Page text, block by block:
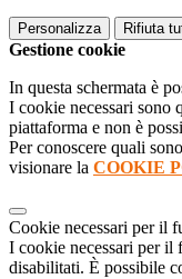
Personalizza Rifiuta
Gestione cookie
In questa schermata è
I cookie necessari sono
piattaforma e non è
Per conoscere quali
visionare la COOKIE
Cookie necessari per il
I cookie necessari per il
disabilitati. È possibile